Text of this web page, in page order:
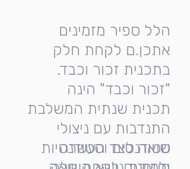
הלל ספיר מזמינים
אתכן.ם לקחת חלק
בתכנית זכור וכבד.
"זכור וכבד" הינה
תכנית שנתית המשלבת
התנדבות עם ניצולי
שואה לצד העשרה
סטודנטים וסטודנטיות